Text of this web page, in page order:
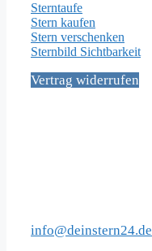
Sterntaufe
Stern kaufen
Stern verschenken
Sternbild Sichtbarkeit
Vertrag widerrufen
info@deinstern24.de